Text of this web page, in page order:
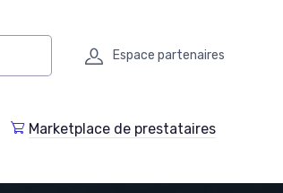
Espace partenaires
Marketplace de prestataires